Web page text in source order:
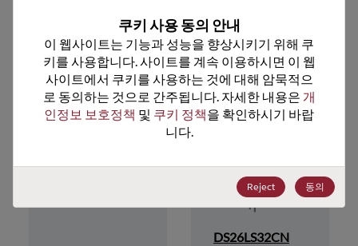
추천 대체 제품
DS26LS32CN
쿠키 사용 동의 안내
이 웹사이트는 기능과 성능을 향상시키기 위해 쿠
키를 사용합니다. 사이트를 계속 이용하시면 이 웹
사이트에서 쿠키를 사용하는 것에 대해 암묵적으
로 동의하는 것으로 간주됩니다. 자세한 내용은 개
인정보 보호정책 및 쿠키 정책을 확인하시기 바랍
니다.
Reject 동의